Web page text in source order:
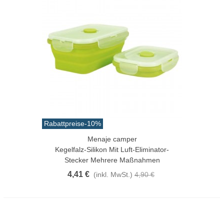
Rabattpreise-10%
Menaje camper
Kegelfalz-Silikon Mit Luft-Eliminator-
Stecker Mehrere Maßnahmen
4,41 € (inkl. MwSt.) 4,90 €